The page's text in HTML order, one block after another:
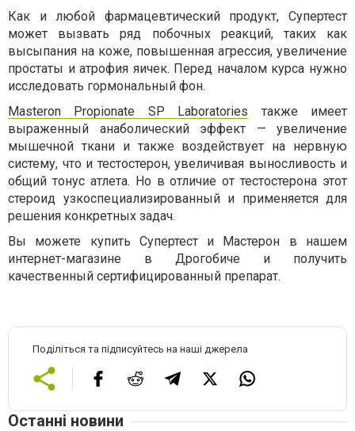
Как и любой фармацевтический продукт, Супертест
может вызвать ряд побочных реакций, таких как
высыпания на коже, повышенная агрессия, увеличение
простаты и атрофия яичек. Перед началом курса нужно
исследовать гормональный фон.
Masteron Propionate SP Laboratories также имеет
выраженный анаболический эффект — увеличение
мышечной ткани и также воздействует на нервную
систему, что и тестостерон, увеличивая выносливость и
общий тонус атлета. Но в отличие от тестостерона этот
стероид узкоспециализированный и применяется для
решения конкретных задач.
Вы можете купить Супертест и Мастерон в нашем
интернет-магазине в Дрогобиче и получить
качественный сертифицированный препарат.
Поділіться та підписуйтесь на наші джерела
Останні новини